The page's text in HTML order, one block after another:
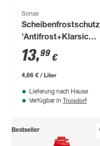
Sonax
Scheibenfrostschutz
'Antifrost+Klarsicht'
Ice Fresh 3 l
13,99 €
4,66 € / Liter
Lieferung nach Hause
Verfügbar in Troisdorf
Bestseller